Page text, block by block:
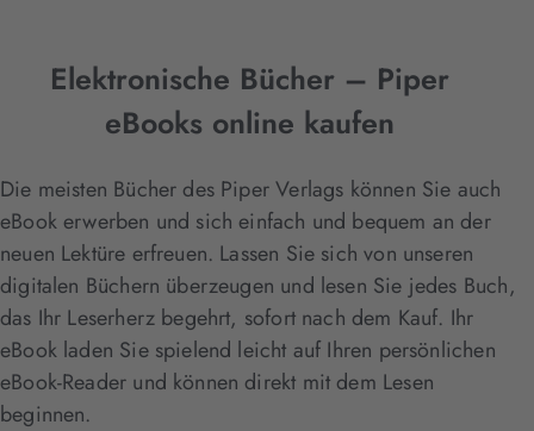
Elektronische Bücher – Piper
eBooks online kaufen
Die meisten Bücher des Piper Verlags können Sie auch
eBook erwerben und sich einfach und bequem an der
neuen Lektüre erfreuen. Lassen Sie sich von unseren
digitalen Büchern überzeugen und lesen Sie jedes Buch,
das Ihr Leserherz begehrt, sofort nach dem Kauf. Ihr
eBook laden Sie spielend leicht auf Ihren persönlichen
eBook-Reader und können direkt mit dem Lesen
beginnen.